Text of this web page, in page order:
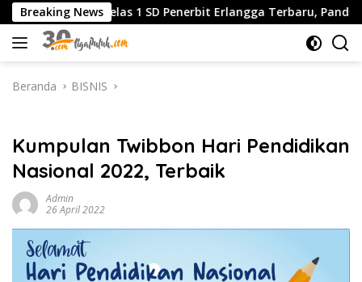
Langsung
ke
konten
Breaking News
Kelas 1 SD Penerbit Erlangga Terbaru, Panduan Lengkap
Beranda BISNIS
Kumpulan Twibbon Hari Pendidikan
Nasional 2022, Terbaik
Admin
26 April 2022